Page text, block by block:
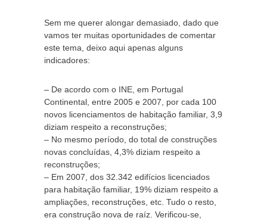
Sem me querer alongar demasiado, dado que
vamos ter muitas oportunidades de comentar
este tema, deixo aqui apenas alguns
indicadores:
– De acordo com o INE, em Portugal
Continental, entre 2005 e 2007, por cada 100
novos licenciamentos de habitação familiar, 3,9
diziam respeito a reconstruções;
– No mesmo período, do total de construções
novas concluídas, 4,3% diziam respeito a
reconstruções;
– Em 2007, dos 32.342 edifícios licenciados
para habitação familiar, 19% diziam respeito a
ampliações, reconstruções, etc. Tudo o resto,
era construção nova de raíz. Verificou-se,